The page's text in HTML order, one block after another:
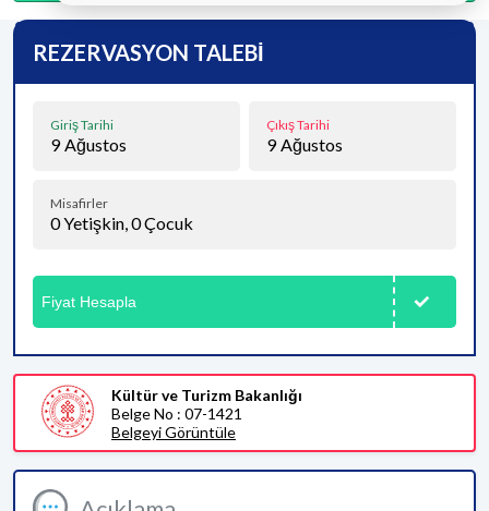
REZERVASYON TALEBİ
Giriş Tarihi
9 Ağustos
Çıkış Tarihi
9 Ağustos
Misafirler
0Yetişkin,0Çocuk
Fiyat Hesapla
Kültür ve Turizm Bakanlığı
Belge No : 07-1421
Belgeyi Görüntüle